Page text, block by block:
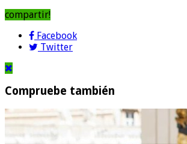
compartir!
Facebook
Twitter
Compruebe también